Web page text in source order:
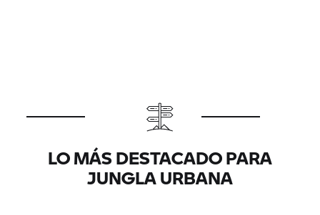
LO MÁS DESTACADO PARA
JUNGLA URBANA